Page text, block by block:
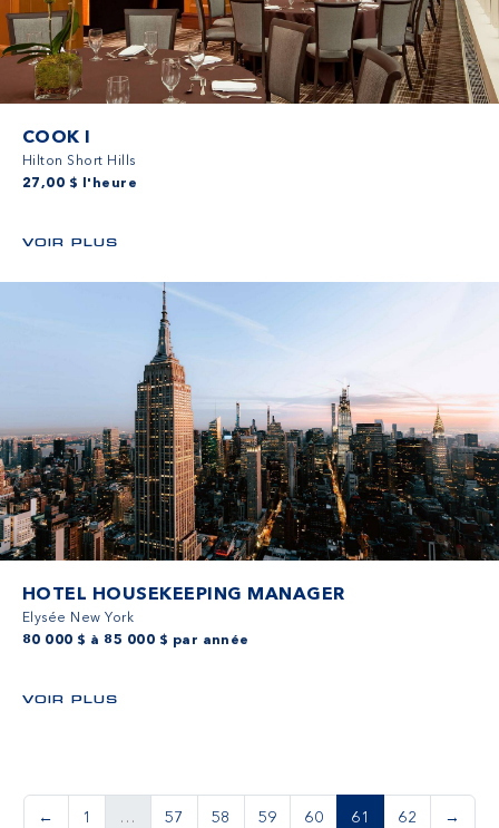
COOK I
Hilton Short Hills
27,00 $ l'heure
VOIR PLUS
HOTEL HOUSEKEEPING MANAGER
Elysée New York
80 000 $ à 85 000 $ par année
VOIR PLUS
← 1 … 57 58 59 60 61 62 →